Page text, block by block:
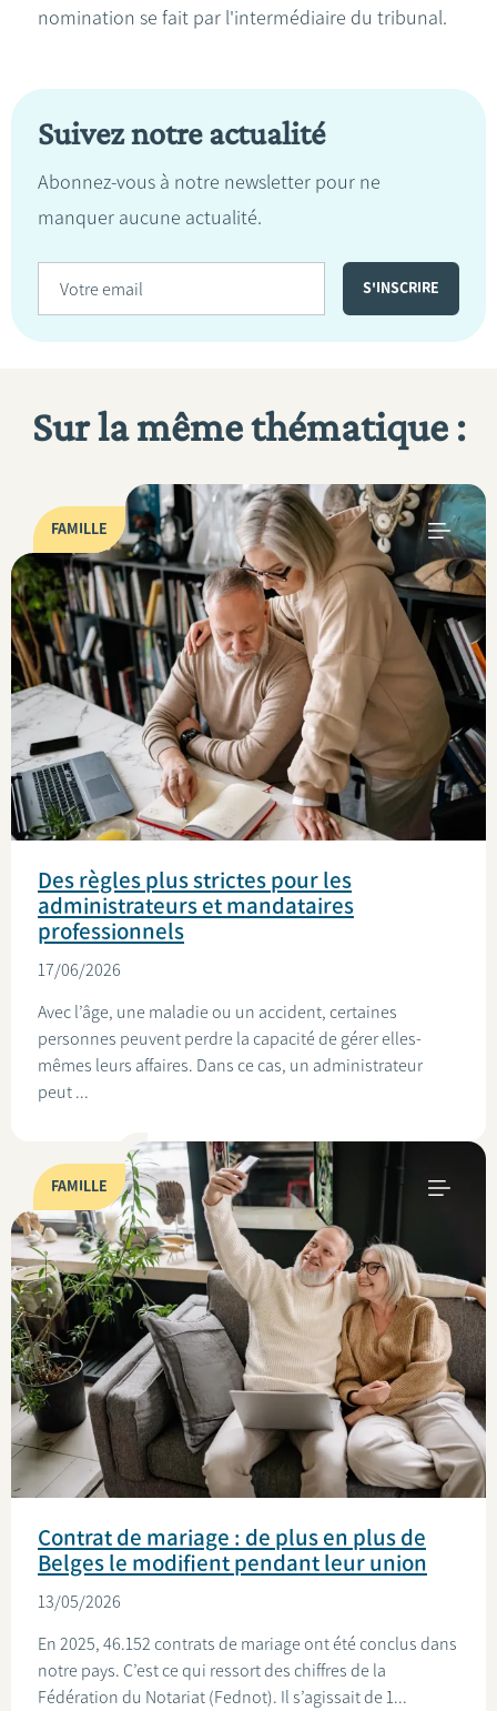
nomination se fait par l'intermédiaire du tribunal.
Suivez notre actualité
Abonnez-vous à notre newsletter pour ne
manquer aucune actualité.
Sur la même thématique :
FAMILLE
Des règles plus strictes pour les
administrateurs et mandataires
professionnels
17/06/2026
Avec l’âge, une maladie ou un accident, certaines
personnes peuvent perdre la capacité de gérer elles-
mêmes leurs affaires. Dans ce cas, un administrateur
peut ...
FAMILLE
Contrat de mariage : de plus en plus de
Belges le modifient pendant leur union
13/05/2026
En 2025, 46.152 contrats de mariage ont été conclus dans
notre pays. C’est ce qui ressort des chiffres de la
Fédération du Notariat (Fednot). Il s’agissait de 1...